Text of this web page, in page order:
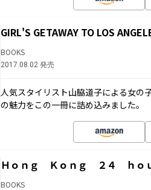
GIRL'S GETAWAY TO LOS
BOOKS
2017.08.02 発売
人気スタイリスト山脇道子による女
の魅力をこの一冊に詰め込みました。
Ｈｏｎｇ Ｋｏｎｇ ２４ ｈｏ
BOOKS